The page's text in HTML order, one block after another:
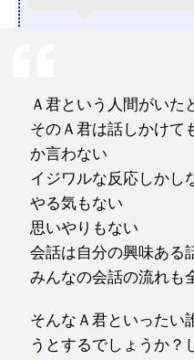
Ａ君という人間がいた
そのＡ君は話しかけて
か言わない
イジワルな反応しかし
やる気もない
思いやりもない
会話は自分の興味ある
みんなの会話の流れも
そんなＡ君といったい
うとするでしょうか？